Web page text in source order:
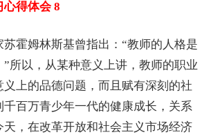
得体会 8
姆林斯基曾指出：“教师的人格是
所以，从某种意义上讲，教师的职业
上的品德问题，而且赋有深刻的社
千百万青少年一代的健康成长，关系
天，在改革开放和社会主义市场经济